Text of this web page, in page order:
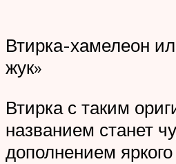
Втирка-хамелеон
жук»
Втирка с таким
названием станет
дополнением